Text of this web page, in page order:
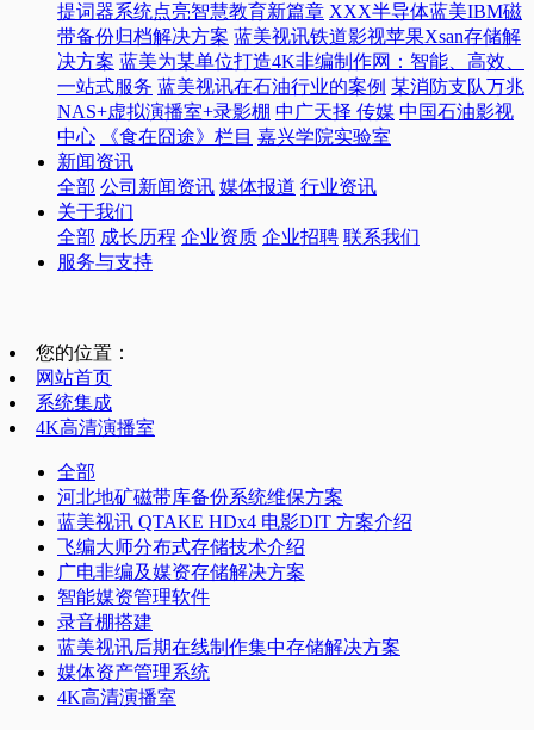
提词器系统点亮智慧教育新篇章 XXX半导体蓝美IBM磁
带备份归档解决方案 蓝美视讯铁道影视苹果Xsan存储解
决方案 蓝美为某单位打造4K非编制作网：智能、高效、
一站式服务 蓝美视讯在石油行业的案例 某消防支队万兆
NAS+虚拟演播室+录影棚 中广天择 传媒 中国石油影视
中心
《食在囧途》栏目 嘉兴学院实验室
新闻资讯
全部 公司新闻资讯 媒体报道 行业资讯
关于我们
全部 成长历程 企业资质 企业招聘 联系我们
服务与支持
您的位置：
网站首页
系统集成
4K高清演播室
全部
河北地矿磁带库备份系统维保方案
蓝美视讯 QTAKE HDx4 电影DIT 方案介绍
飞编大师分布式存储技术介绍
广电非编及媒资存储解决方案
智能媒资管理软件
录音棚搭建
蓝美视讯后期在线制作集中存储解决方案
媒体资产管理系统
4K高清演播室